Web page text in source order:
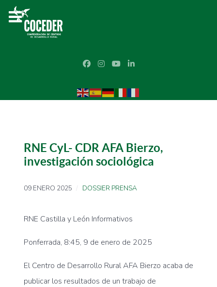
RNE CyL- CDR AFA Bierzo,
investigación sociológica
09 ENERO 2025 DOSSIER PRENSA
RNE Castilla y León Informativos
Ponferrada, 8:45, 9 de enero de 2025
El Centro de Desarrollo Rural AFA Bierzo acaba de
publicar los resultados de un trabajo de